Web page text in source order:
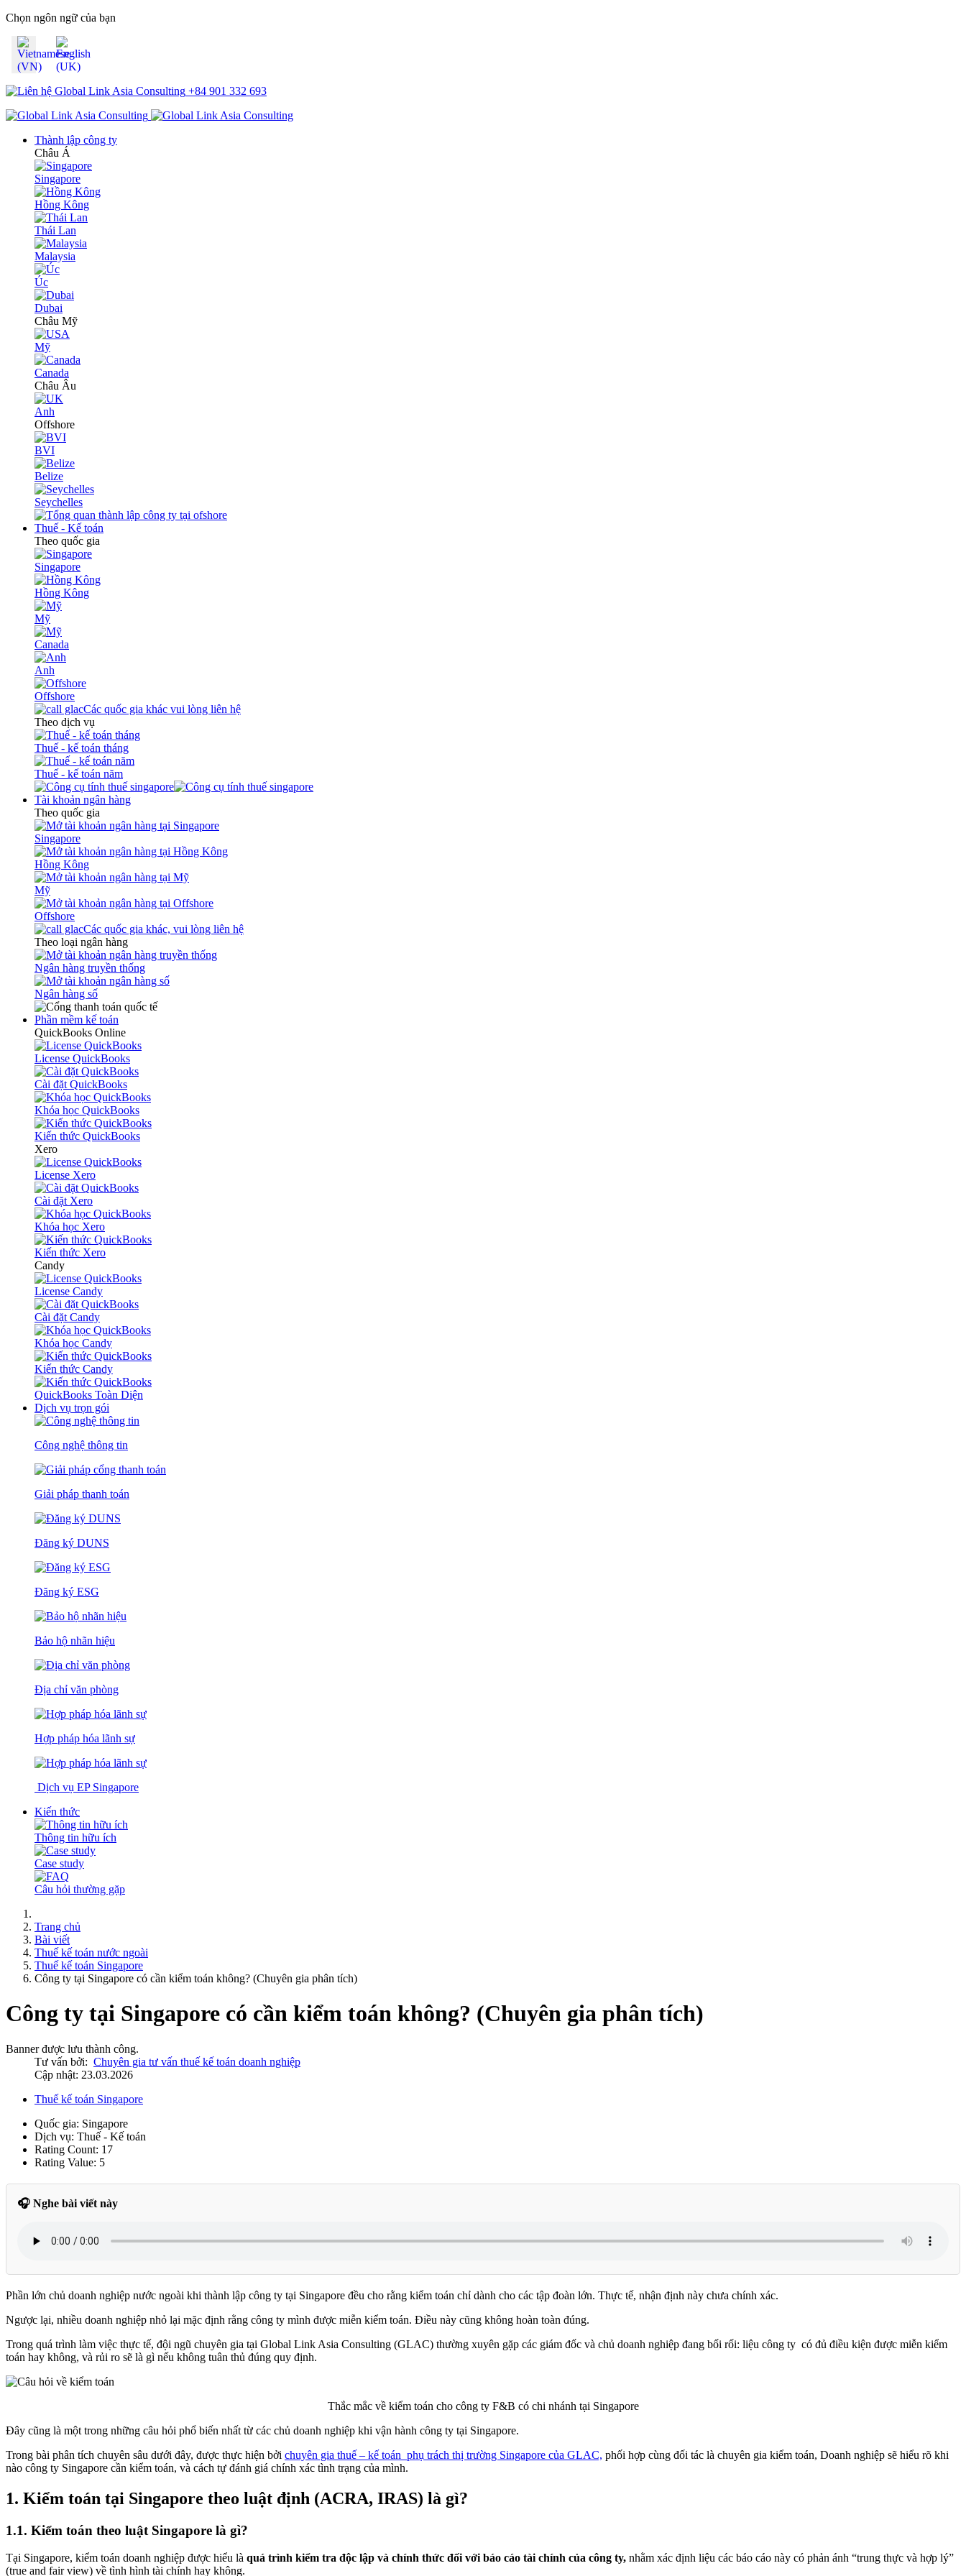
Chọn ngôn ngữ của bạn
+84 901 332 693
Thành lập công ty
Châu Á
Singapore
Hồng Kông
Thái Lan
Malaysia
Úc
Dubai
Châu Mỹ
Mỹ
Canada
Châu Âu
Anh
Offshore
BVI
Belize
Seychelles
Thuế - Kế toán
Theo quốc gia
Singapore
Hồng Kông
Mỹ
Canada
Anh
Offshore
Các quốc gia khác vui lòng liên hệ
Theo dịch vụ
Thuế - kế toán tháng
Thuế - kế toán năm
Tài khoản ngân hàng
Theo quốc gia
Singapore
Hồng Kông
Mỹ
Offshore
Các quốc gia khác, vui lòng liên hệ
Theo loại ngân hàng
Ngân hàng truyền thống
Ngân hàng số
Phần mềm kế toán
QuickBooks Online
License QuickBooks
Cài đặt QuickBooks
Khóa học QuickBooks
Kiến thức QuickBooks
Xero
License Xero
Cài đặt Xero
Khóa học Xero
Kiến thức Xero
Candy
License Candy
Cài đặt Candy
Khóa học Candy
Kiến thức Candy
QuickBooks Toàn Diện
Dịch vụ trọn gói
Công nghệ thông tin
Giải pháp thanh toán
Đăng ký DUNS
Đăng ký ESG
Bảo hộ nhãn hiệu
Địa chỉ văn phòng
Hợp pháp hóa lãnh sự
Dịch vụ EP Singapore
Kiến thức
Thông tin hữu ích
Case study
Câu hỏi thường gặp
Trang chủ
Bài viết
Thuế kế toán nước ngoài
Thuế kế toán Singapore
Công ty tại Singapore có cần kiểm toán không? (Chuyên gia phân tích)
Công ty tại Singapore có cần kiểm toán không? (Chuyên gia phân tích)
Banner được lưu thành công.
Tư vấn bởi: Chuyên gia tư vấn thuế kế toán doanh nghiệp
Cập nhật: 23.03.2026
Thuế kế toán Singapore
Quốc gia: Singapore
Dịch vụ: Thuế - Kế toán
Rating Count: 17
Rating Value: 5
🎧 Nghe bài viết này
Phần lớn chủ doanh nghiệp nước ngoài khi thành lập công ty tại Singapore đều cho rằng kiểm toán chỉ dành cho các tập đoàn lớn. Thực tế, nhận định này chưa chính xác.
Ngược lại, nhiều doanh nghiệp nhỏ lại mặc định rằng công ty mình được miễn kiểm toán. Điều này cũng không hoàn toàn đúng.
Trong quá trình làm việc thực tế, đội ngũ chuyên gia tại Global Link Asia Consulting (GLAC) thường xuyên gặp các giám đốc và chủ doanh nghiệp đang bối rối: liệu công ty có đủ điều kiện được miễn kiểm
toán hay không, và rủi ro sẽ là gì nếu không tuân thủ đúng quy định.
Thắc mắc về kiểm toán cho công ty F&B có chi nhánh tại Singapore
Đây cũng là một trong những câu hỏi phổ biến nhất từ các chủ doanh nghiệp khi vận hành công ty tại Singapore.
Trong bài phân tích chuyên sâu dưới đây, được thực hiện bởi chuyên gia thuế – kế toán phụ trách thị trường Singapore của GLAC, phối hợp cùng đối tác là chuyên gia kiểm toán, Doanh nghiệp sẽ hiểu rõ khi
nào công ty Singapore cần kiểm toán, và cách tự đánh giá chính xác tình trạng của mình.
1. Kiểm toán tại Singapore theo luật định (ACRA, IRAS) là gì?
1.1. Kiểm toán theo luật Singapore là gì?
Tại Singapore, kiểm toán doanh nghiệp được hiểu là quá trình kiểm tra độc lập và chính thức đối với báo cáo tài chính của công ty, nhằm xác định liệu các báo cáo này có phản ánh “trung thực và hợp lý”
(true and fair view) về tình hình tài chính hay không.